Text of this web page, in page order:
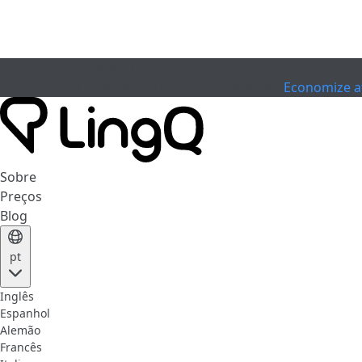
Economize
Sobre
Preços
Blog
pt
Inglês
Espanhol
Alemão
Francês